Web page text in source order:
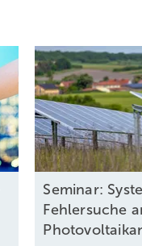
Seminar:
Fehlersuche